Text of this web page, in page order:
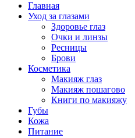
Главная
Уход за глазами
Здоровье глаз
Очки и линзы
Ресницы
Брови
Косметика
Макияж глаз
Макияж пошагово
Книги по макияжу
Губы
Кожа
Питание